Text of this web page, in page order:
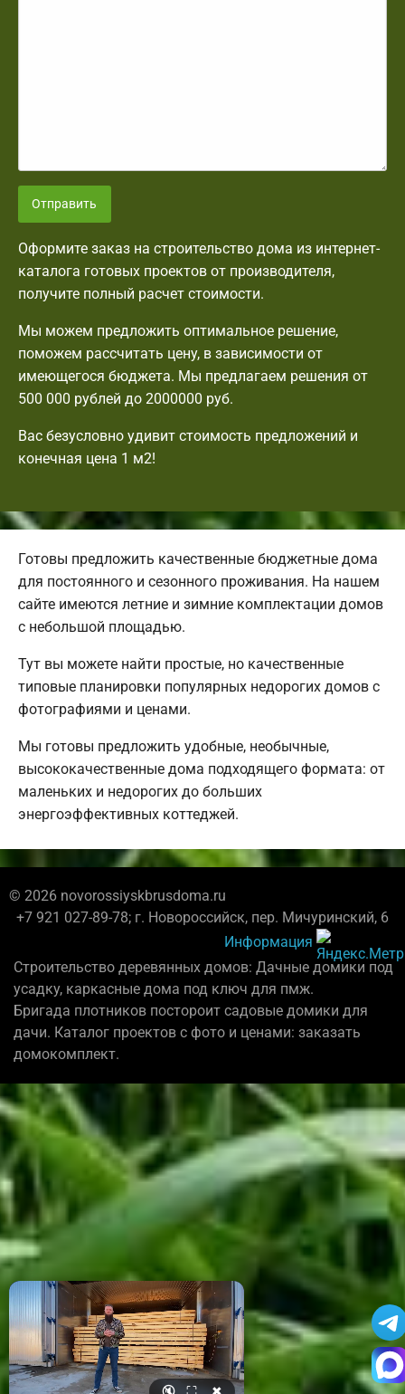
Отправить
Оформите заказ на строительство дома из интернет-
каталога готовых проектов от производителя,
получите полный расчет стоимости.
Мы можем предложить оптимальное решение,
поможем рассчитать цену, в зависимости от
имеющегося бюджета. Мы предлагаем решения от
500 000 рублей до 2000000 руб.
Вас безусловно удивит стоимость предложений и
конечная цена 1 м2!
Готовы предложить качественные бюджетные дома
для постоянного и сезонного проживания. На нашем
сайте имеются летние и зимние комплектации домов
с небольшой площадью.
Тут вы можете найти простые, но качественные
типовые планировки популярных недорогих домов с
фотографиями и ценами.
Мы готовы предложить удобные, необычные,
высококачественные дома подходящего формата: от
маленьких и недорогих до больших
энергоэффективных коттеджей.
© 2026 novorossiyskbrusdoma.ru
+7 921 027-89-78; г. Новороссийск, пер. Мичуринский, 6
Информация
Строительство деревянных домов: Дачные домики под
усадку, каркасные дома под ключ для пмж.
Бригада плотников постороит садовые домики для
дачи. Каталог проектов с фото и ценами: заказать
домокомплект.